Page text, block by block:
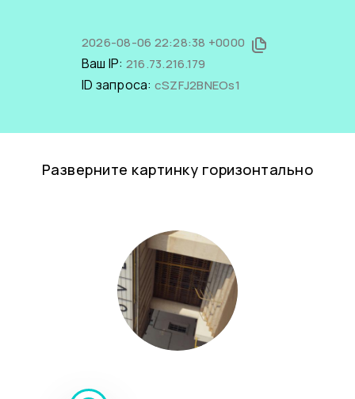
2026-08-06 22:28:38 +0000
Ваш IP: 216.73.216.179
ID запроса: cSZFJ2BNEOs1
Разверните картинку горизонтально